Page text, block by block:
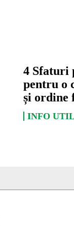
4 Sfaturi
pentru o
și ordine
INFO